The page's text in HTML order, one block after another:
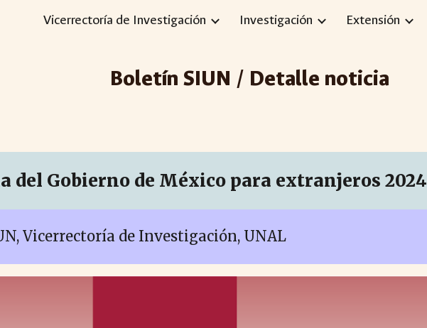
Skip to main content Skip to navigation
Vicerrectoría de Investigación Investigación Extensión
Boletín SIUN / Detalle noticia
del Gobierno de México para extranjeros 2024
Vicerrectoría de Investigación, UNAL